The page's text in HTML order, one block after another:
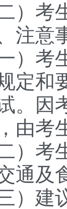
考生
意
考生
定和
。因
由考
考生
通及
建议